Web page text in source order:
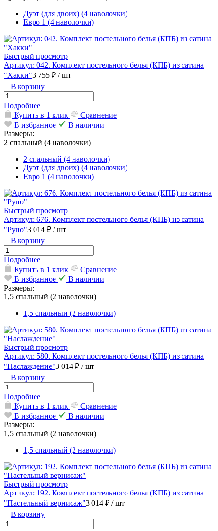
Дуэт (для двоих) (4 наволочки)
Евро 1 (4 наволочки)
Быстрый просмотр
Артикул: 042. Комплект постельного белья (КПБ) из сатина
"Хакки"3 755 ₽ / шт
В корзину
Подробнее
Купить в 1 клик
Сравнение
В избранное
В наличии
Размеры:
2 спальный (4 наволочки)
2 спальный (4 наволочки)
Дуэт (для двоих) (4 наволочки)
Евро 1 (4 наволочки)
Быстрый просмотр
Артикул: 676. Комплект постельного белья (КПБ) из сатина
"Руно"3 014 ₽ / шт
В корзину
Подробнее
Купить в 1 клик
Сравнение
В избранное
В наличии
Размеры:
1,5 спальный (2 наволочки)
1,5 спальный (2 наволочки)
Быстрый просмотр
Артикул: 580. Комплект постельного белья (КПБ) из сатина
"Наслаждение"3 014 ₽ / шт
В корзину
Подробнее
Купить в 1 клик
Сравнение
В избранное
В наличии
Размеры:
1,5 спальный (2 наволочки)
1,5 спальный (2 наволочки)
Быстрый просмотр
Артикул: 192. Комплект постельного белья (КПБ) из сатина
"Пастельный вернисаж"3 014 ₽ / шт
В корзину